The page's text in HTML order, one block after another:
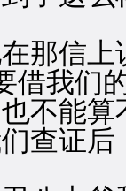
信上
借我们
能算
证后